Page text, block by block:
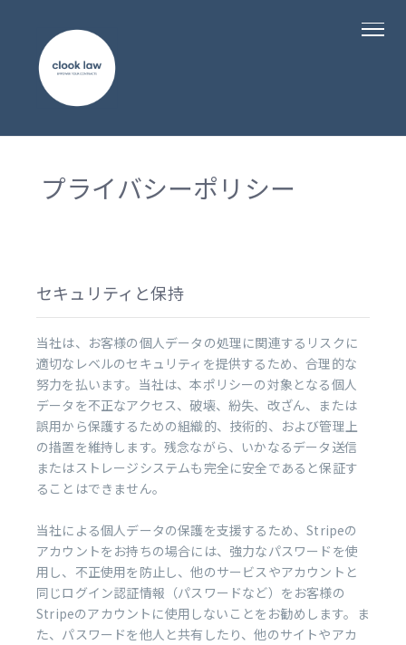
プライバシーポリシー
セキュリティと保持
当社は、お客様の個人データの処理に関連するリスクに
適切なレベルのセキュリティを提供するため、合理的な
努力を払います。当社は、本ポリシーの対象となる個人
データを不正なアクセス、破壊、紛失、改ざん、または
誤用から保護するための組織的、技術的、および管理上
の措置を維持します。残念ながら、いかなるデータ送信
またはストレージシステムも完全に安全であると保証す
ることはできません。
当社による個人データの保護を支援するため、Stripeの
アカウントをお持ちの場合には、強力なパスワードを使
用し、不正使用を防止し、他のサービスやアカウントと
同じログイン認証情報（パスワードなど）をお客様の
Stripeのアカウントに使用しないことをお勧めします。ま
た、パスワードを他人と共有したり、他のサイトやアカ